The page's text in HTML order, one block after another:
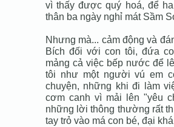
vì thấy được quý hoá, để
thân ba ngày nghỉ mát Sầm
Nhưng mà... cảm động và
Bích đối với con tôi, đứa
mảng cả việc bếp nước để
tôi như một người vú em
chuyện, những khi đi làm
cơm canh vì mải lên "yêu
những lời thông thường rất
tay trỏ vào má con bé, đại